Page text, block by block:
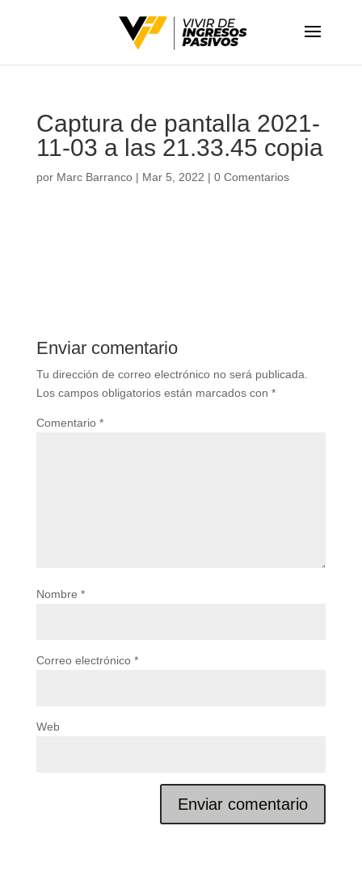
Captura de pantalla 2021-
11-03 a las 21.33.45 copia
por Marc Barranco| Mar 5, 2022 | 0 Comentarios
Enviar comentario
Tu dirección de correo electrónico no será publicada.
Los campos obligatorios están marcados con *
Comentario *
Nombre *
Correo electrónico *
Web